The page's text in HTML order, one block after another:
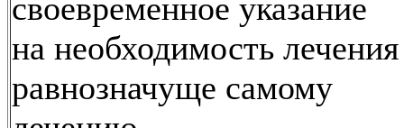
своевременное указание
на необходимость лечения
равнозначуще самому